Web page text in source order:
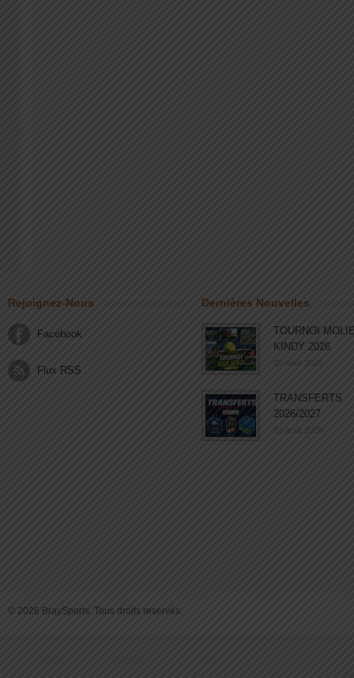
Rejoignez-Nous
Facebook
Flux RSS
Dernières Nouvelles
TOURNOI
KINDY 2026
03 août 2026
TRANSFERTS
2026/2027
03 août 2026
© 2026 BraySports. Tous droits reservés.